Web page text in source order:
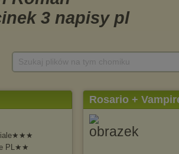
PL★★
Rosario +